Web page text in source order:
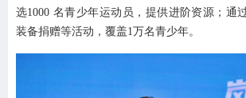
选1000 名青少年运动员，提供进阶资源；通
装备捐赠等活动，覆盖1万名青少年。